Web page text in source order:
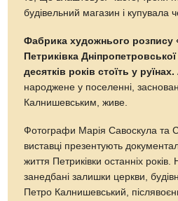
будівельний магазин і купувала
Фабрика художнього розпису
Петриківка
десятків років стоїть у руїнах.
народжене y поселенні,
Калнишевським, живе.
Фотографи Марія Савоскула та
виставці презентують
життя Петриківки останніх
занедбані залишки церкви,
Петро Калнишевський,